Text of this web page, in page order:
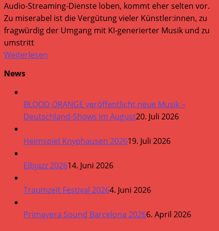
Audio-Streaming-Dienste loben, kommt eher selten vor.
Zu miserabel ist die Vergütung vieler Künstler:innen, zu
fragwürdig der Umgang mit KI-generierter Musik und zu
umstritt
Weiterlesen
News
BLOOD ORANGE veröffentlicht neue Musik –
Deutschland-Shows im August20. Juli 2026
Heimspiel Knyphausen 202619. Juli 2026
Elbjazz 202614. Juni 2026
Traumzeit Festival 20264. Juni 2026
Primavera Sound Barcelona 20266. April 2026